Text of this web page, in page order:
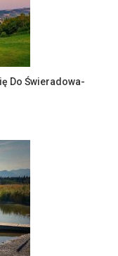
Do Świeradowa-